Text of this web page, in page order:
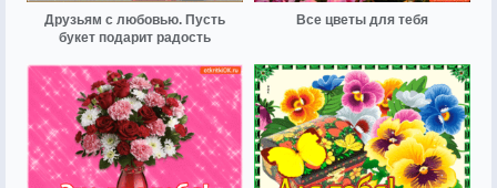
Друзьям с любовью. Пусть
букет подарит радость
Все цветы для тебя